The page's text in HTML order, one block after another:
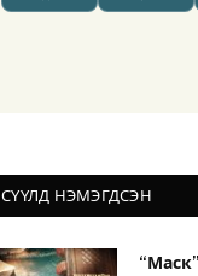
СҮҮЛД НЭМЭГДСЭН